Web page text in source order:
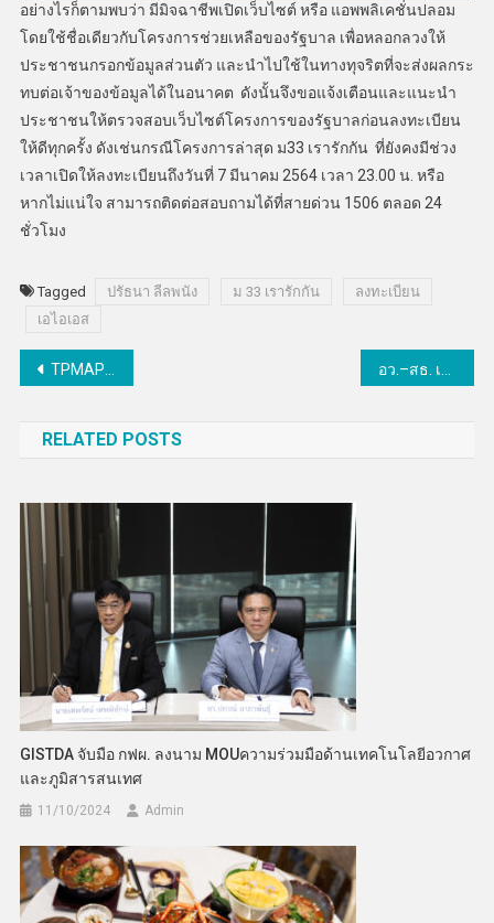
อย่างไรก็ตามพบว่า มีมิจฉาชีพเปิดเว็บไซต์ หรือ แอพพลิเคชั่นปลอม
โดยใช้ชื่อเดียวกับโครงการช่วยเหลือของรัฐบาล เพื่อหลอกลวงให้
ประชาชนกรอกข้อมูลส่วนตัว และนำไปใช้ในทางทุจริตที่จะส่งผลกระ
ทบต่อเจ้าของข้อมูลได้ในอนาคต ดังนั้นจึงขอแจ้งเตือนและแนะนำ
ประชาชนให้ตรวจสอบเว็บไซต์โครงการของรัฐบาลก่อนลงทะเบียน
ให้ดีทุกครั้ง ดังเช่นกรณีโครงการล่าสุด ม33 เรารักกัน ที่ยังคงมีช่วง
เวลาเปิดให้ลงทะเบียนถึงวันที่ 7 มีนาคม 2564 เวลา 23.00 น. หรือ
หากไม่แน่ใจ สามารถติดต่อสอบถามได้ที่สายด่วน 1506 ตลอด 24
ชั่วโมง
Tagged ปรัธนา ลีลพนัง ม 33 เรารักกัน
ลงทะเบียน
เอไอเอส
แนะแนว
TPMAP คว้า 2 รางวัลใหญ่ ในเวที TICTA Awards 2020 อว.–สธ. เร่งระดมนักวิชาการติดตามความปลอดภัย-ประสิทธิภาพวัคซีนโควิด-19
RELATED POSTS
GISTDA จับมือ กฟผ. ลงนาม MOUความร่วมมือด้านเทคโนโลยีอวกาศ
และภูมิสารสนเทศ
11/10/2024 Admin